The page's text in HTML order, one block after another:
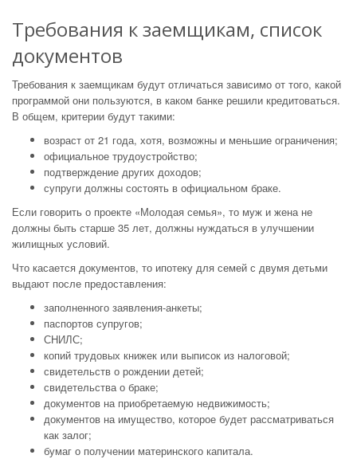
Требования к заемщикам, список
документов
Требования к заемщикам будут отличаться зависимо от того, какой
программой они пользуются, в каком банке решили кредитоваться.
В общем, критерии будут такими:
возраст от 21 года, хотя, возможны и меньшие ограничения;
официальное трудоустройство;
подтверждение других доходов;
супруги должны состоять в официальном браке.
Если говорить о проекте «Молодая семья», то муж и жена не
должны быть старше 35 лет, должны нуждаться в улучшении
жилищных условий.
Что касается документов, то ипотеку для семей с двумя детьми
выдают после предоставления:
заполненного заявления-анкеты;
паспортов супругов;
СНИЛС;
копий трудовых книжек или выписок из налоговой;
свидетельств о рождении детей;
свидетельства о браке;
документов на приобретаемую недвижимость;
документов на имущество, которое будет рассматриваться
как залог;
бумаг о получении материнского капитала.